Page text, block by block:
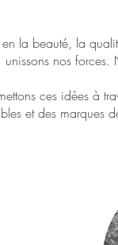
la beauté, la
unissons nos
ces idées à
et des marques